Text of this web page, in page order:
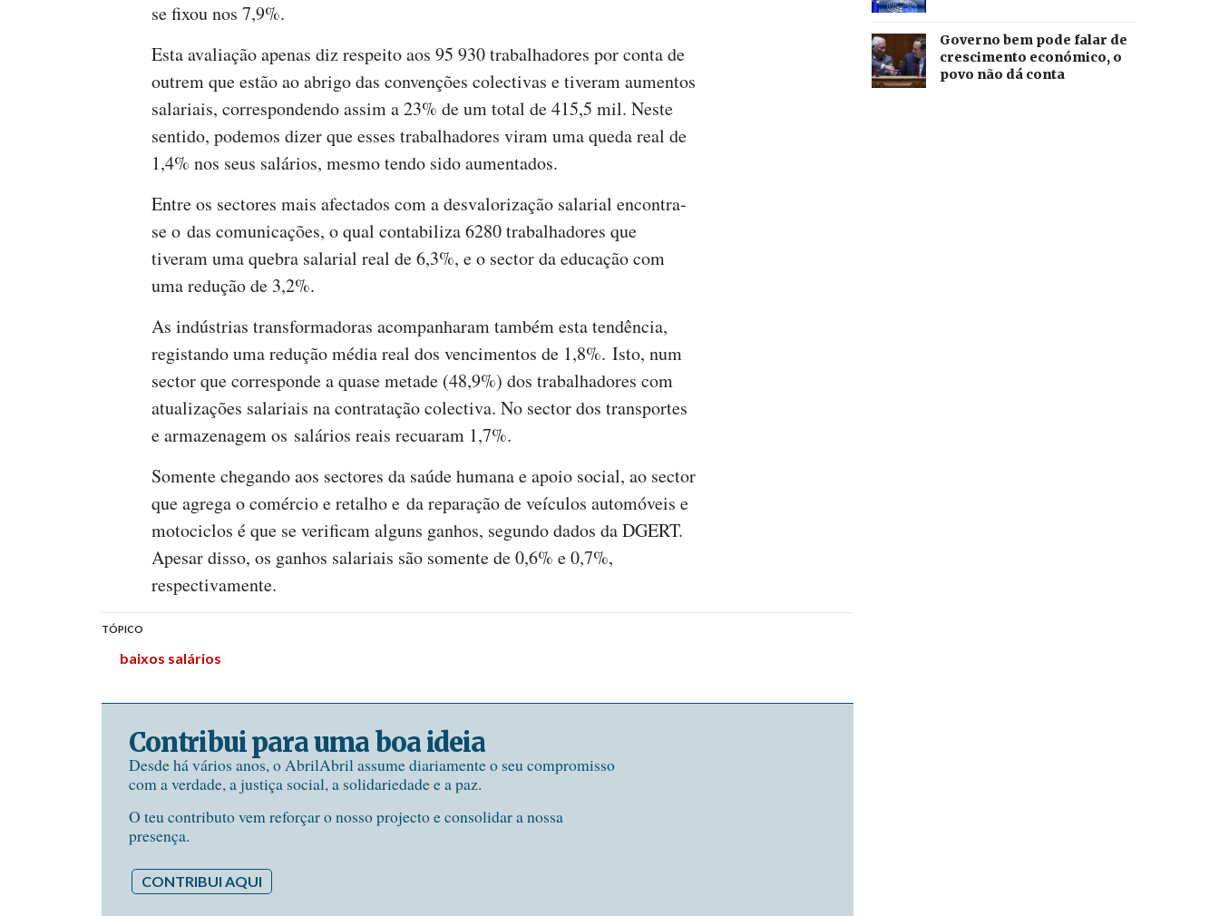
se fixou nos 7,9%.
Esta avaliação apenas diz respeito aos 95 930 trabalhadores por conta de
outrem que estão ao abrigo das convenções colectivas e tiveram aumentos
salariais, correspondendo assim a 23% de um total de 415,5 mil. Neste
sentido, podemos dizer que esses trabalhadores viram uma queda real de
1,4% nos seus salários, mesmo tendo sido aumentados.
Entre os sectores mais afectados com a desvalorização salarial encontra-
se o das comunicações, o qual contabiliza 6280 trabalhadores que
tiveram uma quebra salarial real de 6,3%, e o sector da educação com
uma redução de 3,2%.
As indústrias transformadoras acompanharam também esta tendência,
registando uma redução média real dos vencimentos de 1,8%. Isto, num
sector que corresponde a quase metade (48,9%) dos trabalhadores com
atualizações salariais na contratação colectiva. No sector dos transportes
e armazenagem os salários reais recuaram 1,7%.
Somente chegando aos sectores da saúde humana e apoio social, ao sector
que agrega o comércio e retalho e da reparação de veículos automóveis e
motociclos é que se verificam alguns ganhos, segundo dados da DGERT.
Apesar disso, os ganhos salariais são somente de 0,6% e 0,7%,
respectivamente.
TÓPICO
baixos salários
Contribui para uma boa ideia
Desde há vários anos, o AbrilAbril assume diariamente o seu compromisso
com a verdade, a justiça social, a solidariedade e a paz.
O teu contributo vem reforçar o nosso projecto e consolidar a nossa
presença.
CONTRIBUI AQUI
Governo bem pode falar de
crescimento económico, o
povo não dá conta